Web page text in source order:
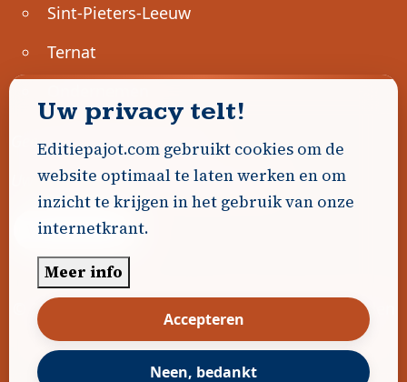
Sint-Pieters-Leeuw
Ternat
Geen advertenties gevonden.
Uw advertentie hier? Contacteer ons!
Word Partner!
© 2026 Editiepajot.com
Algemene voorwaarden
|Disclaimer Privacybeleid Cookiebeleid|
Gerealiseerd doorDavidHosse.net
Uw privacy telt!
Editiepajot.com gebruikt cookies om de
website optimaal te laten werken en om
inzicht te krijgen in het gebruik van onze
internetkrant.
Meer info
Accepteren
Neen, bedankt